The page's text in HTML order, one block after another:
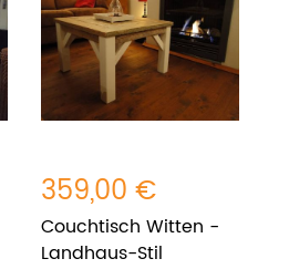
359,00 €
Couchtisch Witten -
Landhaus-Stil